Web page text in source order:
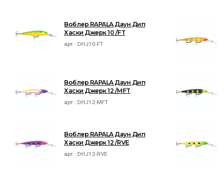
Воблер RAPALA Даун Дип
Хаски Джерк 10 /FT
арт.: DHJ10-FT
Воблер RAPALA Даун Дип
Хаски Джерк 12 /MFT
арт.: DHJ12-MFT
Воблер RAPALA Даун Дип
Хаски Джерк 12 /RVE
арт.: DHJ12-RVE